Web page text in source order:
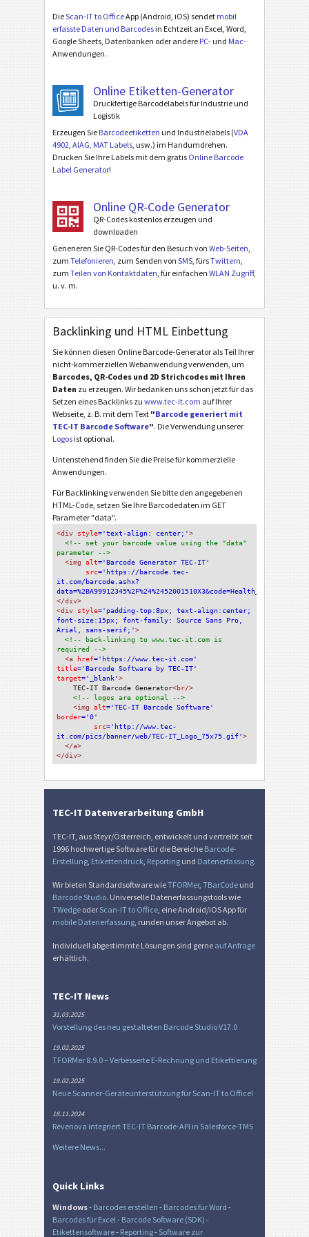
DieScan-IT to OfficeApp (Android, iOS) sendet mobil
erfasste Daten und Barcodes in Echtzeit an Excel, Word,
Google Sheets, Datenbanken oder andere PC- und Mac-
Anwendungen.
Online Etiketten-Generator
Druckfertige Barcodelabels für Industrie und
Logistik
Erzeugen Sie Barcodeetiketten und Industrielabels (VDA
4902 AIAG MAT Labels , usw.) im Handumdrehen.
Drucken Sie Ihre Labels mit dem gratis Online Barcode
Label Generator!
Online QR-Code Generator
QR-Codes kostenlos erzeugen und
downloaden
Generieren Sie QR-Codes für den Besuch von Web-Seiten
zum Telefonieren , zum Senden von SMS , fürsTwittern
zum Teilen von Kontaktdaten , für einfachen WLAN Zugriff,
u. v. m.
Backlinking und HTML Einbettung
Sie können diesen Online Barcode-Generator als Teil Ihrer
nicht-kommerziellen Webanwendung verwenden, um
Barcodes, QR-Codes und 2D Strichcodes mit Ihren
Daten zu erzeugen. Wir bedanken uns schon jetzt für das
Setzen eines Backlinks zu www.tec-it.com auf Ihrer
Webseite, z. B. mit dem Text "Barcode generiert mit
TEC-IT Barcode Software". Die Verwendung unserer
Logos ist optional.
Untenstehend finden Sie die Preise für kommerzielle
Anwendungen.
Für Backlinking verwenden Sie bitte den angegebenen
HTML-Code, setzen Sie Ihre Barcodedaten im GET
Parameter "data".
<div style='text-align: center;'>
<!-- set your barcode value using the "data"
parameter -->
<img alt='Barcode Generator TEC-IT'
src='https://barcode.tec-
it.com/barcode.ashx?
data=%2BA99912345%2F%24%2452001510X3&code=Health_HIBCLICQR'
</div>
<div style='padding-top:8px; text-align:center;
font-size:15px; font-family: Source Sans Pro,
Arial, sans-serif;'>
<!-- back-linking to www.tec-it.com is
required -->
<a href='https://www.tec-it.com'
title='Barcode Software by TEC-IT'
target='_blank'>
TEC-IT Barcode Generator<br/>
<!-- logos are optional -->
<img alt='TEC-IT Barcode Software'
border='0'
src='http://www.tec-
it.com/pics/banner/web/TEC-IT_Logo_75x75.gif'>
</a>
</div>
TEC-IT Datenverarbeitung GmbH
TEC-IT, aus Steyr/Österreich, entwickelt und vertreibt seit
1996 hochwertige Software für die Bereiche Barcode-
Erstellung Etikettendruck Reporting und Datenerfassung.
Wir bieten Standardsoftware wieTFORMer, TBarCode und
Barcode Studio. Universelle Datenerfassungstools wie
TWedge oder Scan-IT to Office , eine Android/iOS App für
mobile Datenerfassung , runden unser Angebot ab.
Individuell abgestimmte Lösungen sind gerne auf Anfrage
erhältlich.
TEC-IT News
31.03.2025
Vorstellung des neu gestalteten Barcode Studio V17.0
19.02.2025
TFORMer 8.9.0 – Verbesserte E-Rechnung und Etikettierung
19.02.2025
Neue Scanner-Geräteunterstützung für Scan-IT to Office!
18.11.2024
Revenova integriert TEC-IT Barcode-API in Salesforce-TMS
Weitere News...
Quick Links
Windows- Barcodes erstellen - Barcodes für Word -
Barcodes für Excel - Barcode Software (SDK) -
Etikettensoftware- Reporting- Software zur